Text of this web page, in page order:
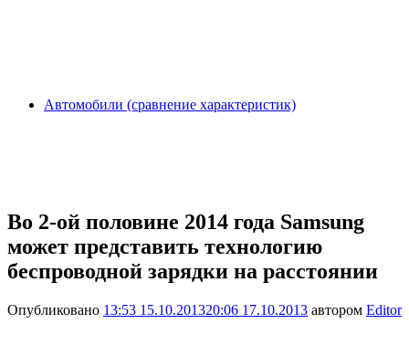
Автомобили (сравнение характеристик)
Во 2-ой половине 2014 года Samsung
может представить технологию
беспроводной зарядки на расстоянии
Опубликовано 13:53 15.10.201320:06 17.10.2013 автором Editor